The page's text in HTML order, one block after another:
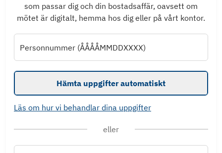
som passar dig och din bostadsaffär, oavsett om
mötet är digitalt, hemma hos dig eller på vårt kontor.
Personnummer (ÅÅÅÅMMDDXXXX)
Hämta uppgifter automatiskt
Läs om hur vi behandlar dina uppgifter
eller